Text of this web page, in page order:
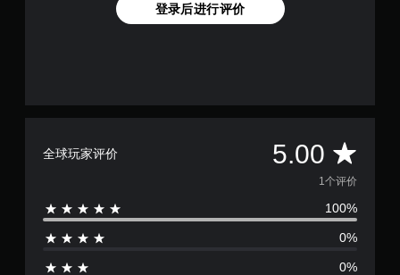
登录后进行评价
全球玩家评价 5.00 平
均
评
价
1个评价
100%
0%
0%